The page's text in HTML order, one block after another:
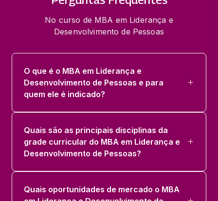
No curso de MBA em Liderança e
Desenvolvimento de Pessoas
O que é o MBA em Liderança e
Desenvolvimento de Pessoas e para
quem ele é indicado?
Quais são as principais disciplinas da
grade curricular do MBA em Liderança e
Desenvolvimento de Pessoas?
Quais oportunidades de mercado o MBA